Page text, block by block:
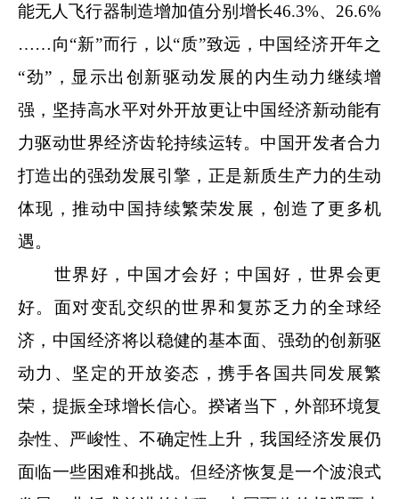
能无人飞行器制造增加值分别增长46.3%、26.6%
……向“新”而行，以“质”致远，中国经济开年之
“劲”，显示出创新驱动发展的内生动力继续增
强，坚持高水平对外开放更让中国经济新动能有
力驱动世界经济齿轮持续运转。中国开发者合力
打造出的强劲发展引擎，正是新质生产力的生动
体现，推动中国持续繁荣发展，创造了更多机
遇。
世界好，中国才会好；中国好，世界会更
好。面对变乱交织的世界和复苏乏力的全球经
济，中国经济将以稳健的基本面、强劲的创新驱
动力、坚定的开放姿态，携手各国共同发展繁
荣，提振全球增长信心。揆诸当下，外部环境复
杂性、严峻性、不确定性上升，我国经济发展仍
面临一些困难和挑战。但经济恢复是一个波浪式